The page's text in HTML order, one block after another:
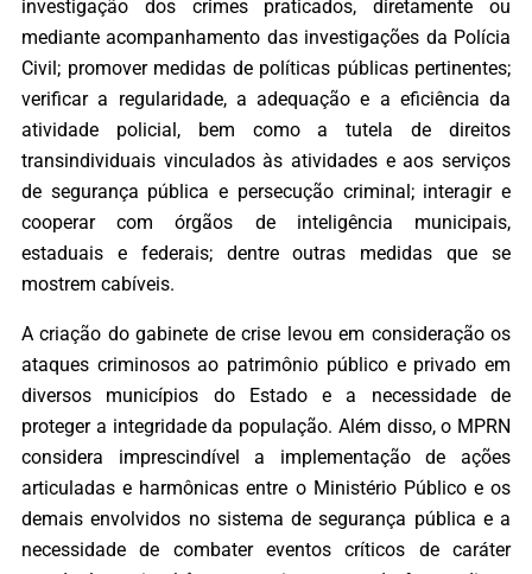
investigação dos crimes praticados, diretamente ou
mediante acompanhamento das investigações da Polícia
Civil; promover medidas de políticas públicas pertinentes;
verificar a regularidade, a adequação e a eficiência da
atividade policial, bem como a tutela de direitos
transindividuais vinculados às atividades e aos serviços
de segurança pública e persecução criminal; interagir e
cooperar com órgãos de inteligência municipais,
estaduais e federais; dentre outras medidas que se
mostrem cabíveis.
A criação do gabinete de crise levou em consideração os
ataques criminosos ao patrimônio público e privado em
diversos municípios do Estado e a necessidade de
proteger a integridade da população. Além disso, o MPRN
considera imprescindível a implementação de ações
articuladas e harmônicas entre o Ministério Público e os
demais envolvidos no sistema de segurança pública e a
necessidade de combater eventos críticos de caráter